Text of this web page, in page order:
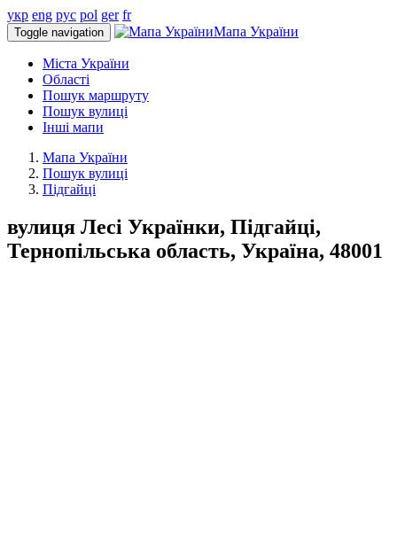
укр eng рус pol ger fr
Toggle navigation Мапа України
Міста України
Області
Пошук маршруту
Пошук вулиці
Інші мапи
Мапа України
Пошук вулиці
Підгайці
вулиця Лесі Українки, Підгайці,
Тернопільська область, Україна, 48001